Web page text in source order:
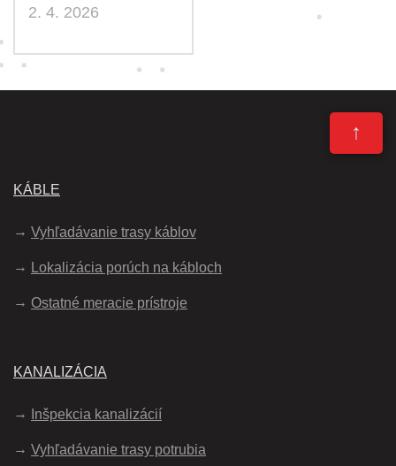
2. 4. 2026
↑
KÁBLE
Vyhľadávanie trasy káblov
Lokalizácia porúch na kábloch
Ostatné meracie prístroje
KANALIZÁCIA
Inšpekcia kanalizácií
Vyhľadávanie trasy potrubia